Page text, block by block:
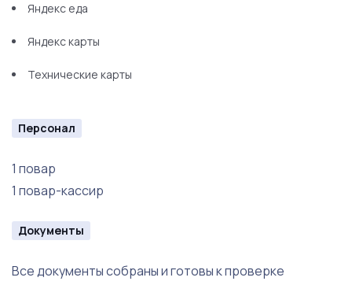
Яндекс еда
Яндекс карты
Технические карты
Персонал
1 повар
1 повар-кассир
Документы
Все документы собраны и готовы к проверке